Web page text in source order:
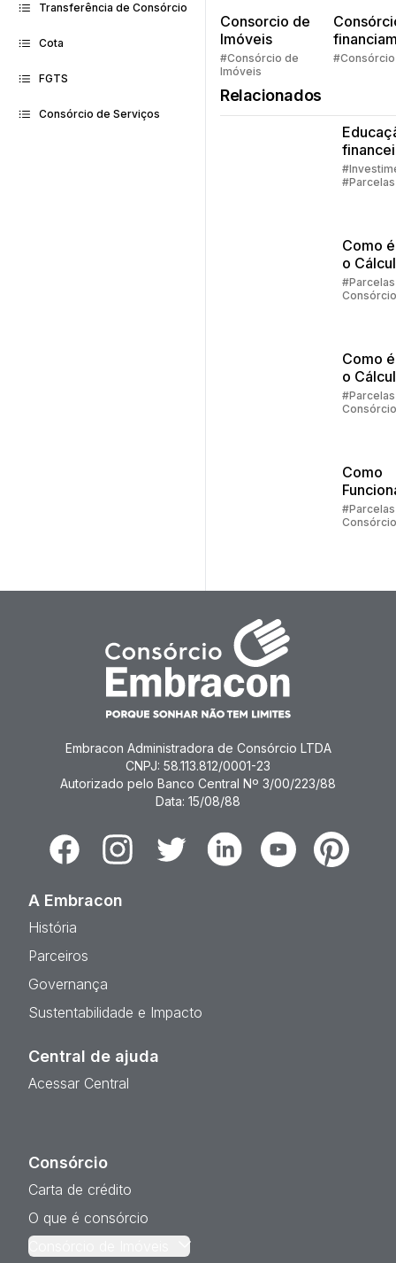
Transferência de Consórcio
Cota
FGTS
Consórcio de Serviços
Consorcio de
Imóveis
#Consórcio de
Imóveis
Quem
#Consórcio
Relacionados
família
Como
o
Consórcio
Como
o
Consórcio
Como
Consórcio
Embracon Administradora de Consórcio LTDA
CNPJ: 58.113.812/0001-23
Autorizado pelo Banco Central Nº 3/00/223/88
Data: 15/08/88
FacebookInstagramTwitter LinkedinYoutubePinterest
A Embracon
História
Parceiros
Governança
Sustentabilidade e Impacto
Central de ajuda
Acessar Central
Consórcio
Carta de crédito
O que é consórcio
Consórcio de Imóveis